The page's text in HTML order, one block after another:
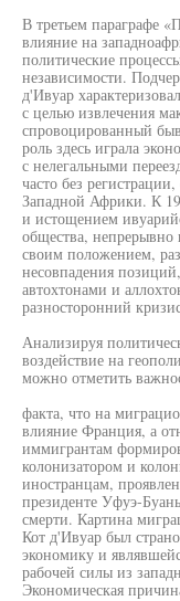
В третьем параграфе
влияние на
политические
независимости.
д'Ивуар
с целью извлечения
спровоцированный
роль здесь играла
с нелегальными
часто без
Западной Африки. К
и истощением
общества, непрерывно
своим положением,
несовпадения
автохтонами и
разносторонний
Анализируя
воздействие на
можно отметить
факта, что на
влияние Франция, а
иммигрантам
колонизатором и
иностранцам,
президенте Уфуэ-
смерти. Картина
Кот д'Ивуар был
экономику и
рабочей силы из
Экономическая